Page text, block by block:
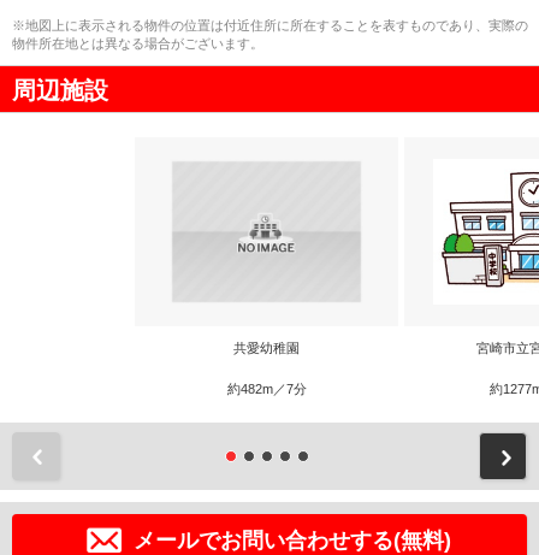
※地図上に表示される物件の位置は付近住所に所在することを表すものであり、実際の
物件所在地とは異なる場合がございます。
周辺施設
共愛幼稚園
約482m／7分
宮崎市立
約
メールでお問い合わせする(無料)